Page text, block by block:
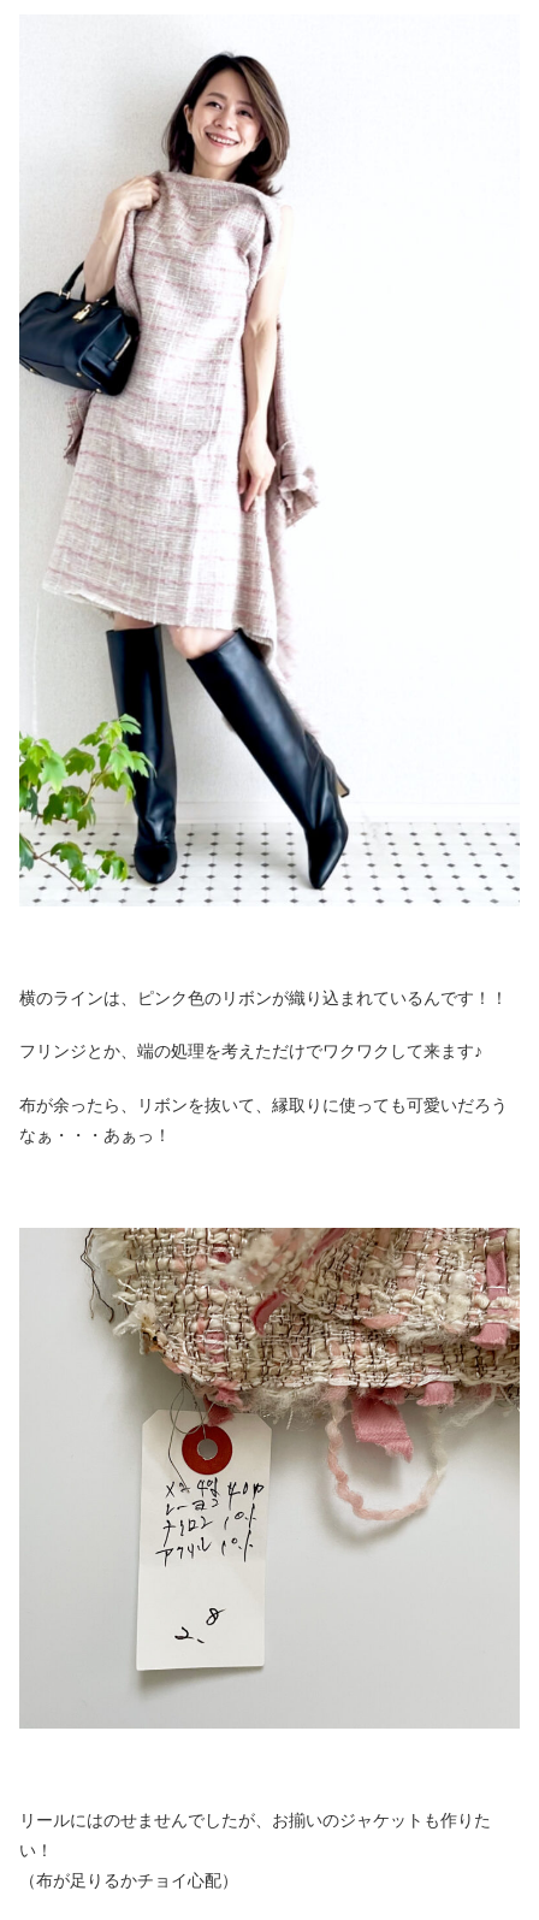
横のラインは、ピンク色のリボンが織り込まれているんです！！
フリンジとか、端の処理を考えただけでワクワクして来ます♪
布が余ったら、リボンを抜いて、縁取りに使っても可愛いだろう
なぁ・・・あぁっ！
リールにはのせませんでしたが、お揃いのジャケットも作りた
い！
（布が足りるかチョイ心配）